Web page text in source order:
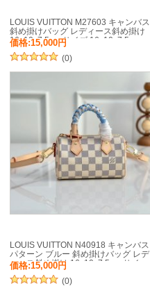
LOUIS VUITTON M27603 キャンバス
斜め掛けバッグ レディース斜め掛け
16x10x7.5cm サイズ:16x10x7.5cm
価格:15,000円
(0)
LOUIS VUITTON N40918 キャンバス
パターン ブルー 斜め掛けバッグ レデ
ィース斜め掛け 16x10x7.5cm サイ
ズ:16x10x7.5cm
価格:15,000円
(0)